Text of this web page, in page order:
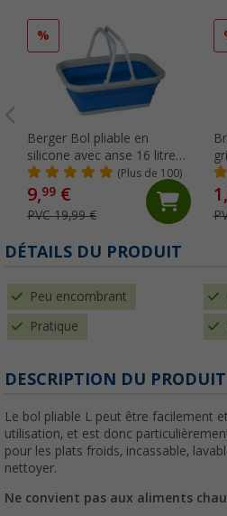
%
Berger Bol pliable en
silicone avec anse 16 litres
nouveau
(Plus de 100)
9,99 €
PVC 19,99 €
1,
DÉTAILS DU PRODUIT
Peu encombrant
Pratique
DESCRIPTION DU PRODUIT
Le bol pliable L peut être facilement
utilisation, et est donc
pour les plats froids, incassable,
nettoyer.
Ne convient pas aux aliments